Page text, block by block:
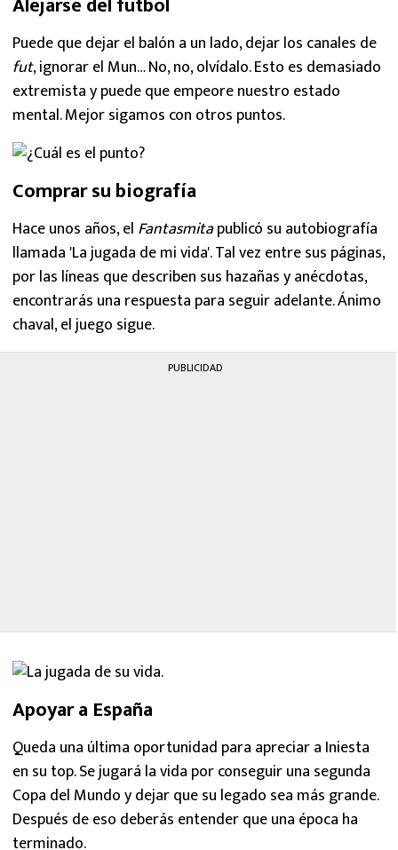
Puede que dejar el balón a un lado, dejar los canales de
fut, ignorar el Mun… No, no, olvídalo. Esto es demasiado
extremista y puede que empeore nuestro estado
mental. Mejor sigamos con otros puntos.
Comprar su biografía
Hace unos años, el Fantasmitapublicó su autobiografía
llamada 'La jugada de mi vida'. Tal vez entre sus páginas,
por las líneas que describen sus hazañas y anécdotas,
encontrarás una respuesta para seguir adelante. Ánimo
chaval, el juego sigue.
PUBLICIDAD
Apoyar a España
Queda una última oportunidad para apreciar a Iniesta
en su top. Se jugará la vida por conseguir una segunda
Copa del Mundo y dejar que su legado sea más grande.
Después de eso deberás entender que una época ha
terminado.